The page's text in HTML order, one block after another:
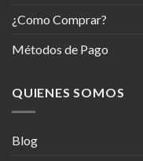
¿Como Comprar?
Métodos de Pago
QUIENES SOMOS
Blog